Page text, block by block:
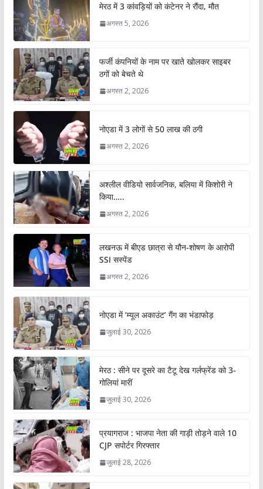
मेरठ में 3 कांवड़ियों को कंटेनर ने रौंदा, मौत
अगस्त 5, 2026
फर्जी कंपनियों के नाम पर खाते खोलकर साइबर
ठगों को बेचते थे
अगस्त 2, 2026
नोएडा में 3 लोगों से 50 लाख की ठगी
अगस्त 2, 2026
अश्लील वीडियो सार्वजनिक, बलिया में किशोरी ने
किया…..
अगस्त 2, 2026
लखनऊ में बीएड छात्रा से यौन-शोषण के आरोपी
SSI सस्पेंड
अगस्त 2, 2026
नोएडा में ‘म्यूल अकाउंट’ गैंग का भंडाफोड़
जुलाई 30, 2026
मेरठ : सीने पर दूसरे का टैटू देख गर्लफ्रेंड को 3-
गोलियां मारीं
जुलाई 30, 2026
प्रयागराज : भाजपा नेता की गाड़ी तोड़ने वाले 10
CJP सपोर्टर गिरफ्तार
जुलाई 28, 2026